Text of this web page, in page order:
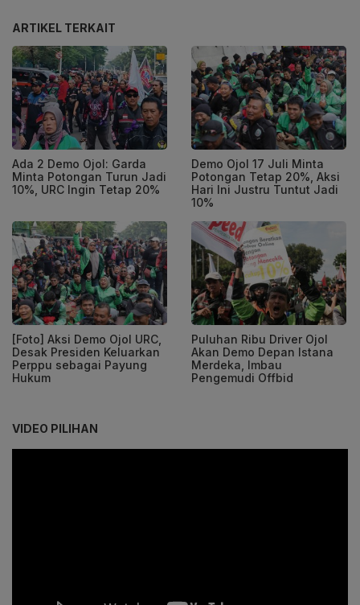
ARTIKEL TERKAIT
Ada 2 Demo Ojol: Garda
Minta Potongan Turun Jadi
10%, URC Ingin Tetap 20%
Demo Ojol 17 Juli Minta
Potongan Tetap 20%, Aksi
Hari Ini Justru Tuntut Jadi
10%
[Foto] Aksi Demo Ojol URC,
Desak Presiden Keluarkan
Perppu sebagai Payung
Hukum
Puluhan Ribu Driver Ojol
Akan Demo Depan Istana
Merdeka, Imbau
Pengemudi Offbid
VIDEO PILIHAN